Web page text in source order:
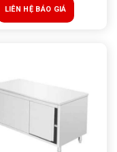
LIÊN HỆ BÁO GIÁ